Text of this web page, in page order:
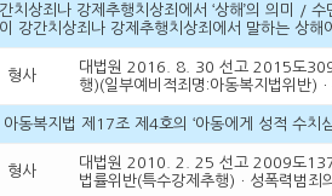
치상죄나 강제추행치상죄에서 ‘상해’의 의미 /
강간치상죄나 강제추행치상죄에서 말하는 상
형사
대법원 2016. 8. 30 선고 2015도
행)(일부예비적죄명:아동복지법위반)
아동복지법 제17조 제4호의 ‘아동에게 성적 수치
형사
대법원 2010. 2. 25 선고 2009도
법률위반(특수강제추행)ㆍ성폭력범